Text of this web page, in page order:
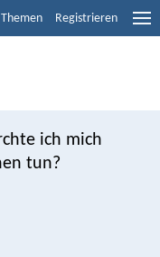
Themen Registrieren
ich mich
tun?